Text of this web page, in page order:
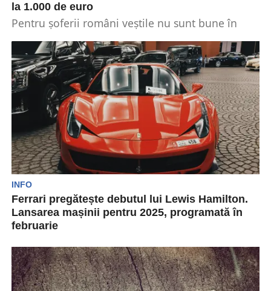
la 1.000 de euro
Pentru șoferii români veștile nu sunt bune în
INFO
Ferrari pregătește debutul lui Lewis Hamilton.
Lansarea mașinii pentru 2025, programată în
februarie
sezonul 2025 de Formula 1 pe 19 februarie, în...